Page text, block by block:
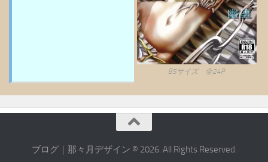
B5サイズ 全24P
ブログ｜那々月デザイン © 2026. All Rights Reserved.